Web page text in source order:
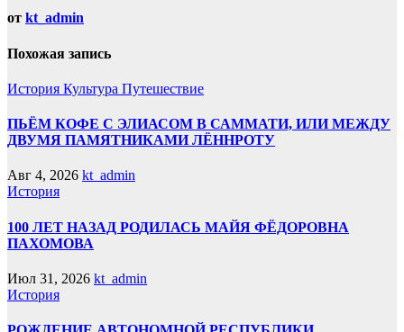
от kt_admin
Похожая запись
История Культура Путешествие
ПЬЁМ КОФЕ С ЭЛИАСОМ В САММАТИ, ИЛИ МЕЖДУ
ДВУМЯ ПАМЯТНИКАМИ ЛЁННРОТУ
Авг 4, 2026 kt_admin
История
100 ЛЕТ НАЗАД РОДИЛАСЬ МАЙЯ ФЁДОРОВНА
ПАХОМОВА
Июл 31, 2026 kt_admin
История